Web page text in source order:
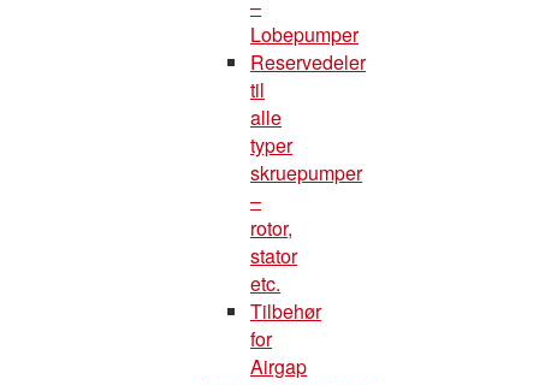
–
Lobepumper
Reservedeler
til
alle
typer
skruepumper
–
rotor,
stator
etc.
Tilbehør
for
Airgap